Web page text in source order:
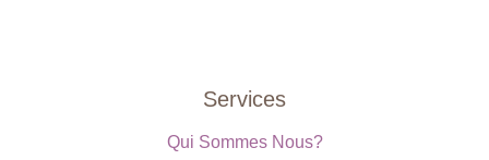
Services
Qui Sommes Nous?